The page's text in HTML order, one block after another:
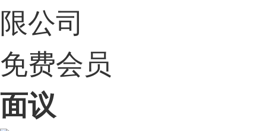
限公司
免费会员
面议